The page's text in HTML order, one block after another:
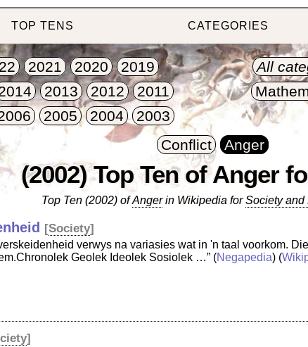
TOP TENS CATEGORIES
2021 2020
2019
2013 2012
2011
2005 2004 2003
All
Conflict
Anger
(2002) Top Ten of Anger
Top Ten (2002) ofAngerin Wikipedia forSociety and
[Society]
verwys na variasies wat in 'n taal voorkom.
Geolek Ideolek Sosiolek …” (Negapedia) (
]